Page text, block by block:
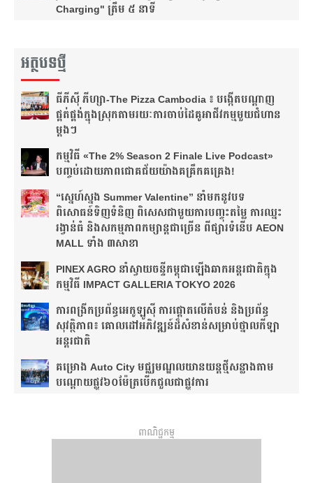
Charging" ត្រឹម ៥ នាទី
អត្ថបទថ្មី
ធីភីស៊ី ភីហ្សា-The Pizza Cambodia ៖ បង្កើត​បណ្តាញ​
ផ្គត់ផ្គង់​ក្នុង​ស្រុក​តាមរយៈ​ការ​ចាប់​ដៃ​គូ​អាជីវកម្ម​មួយ​ជំហាន​
ម្តងៗ​
កម្មវិធី «The 2% Season 2 Finale Live Podcast»
បញ្ចប់ដោយភាពជោគជ័យយ៉ាងគគ្រឹកគគ្រេង!
“ស្នេហ៍ស្នង Summer Valentine” នាំមកនូវបទ
ពិសោធន៍ទិញទំនិញ ពិសេសជាមួយការបញ្ចុះតម្លៃ ការឈ្នះ
រង្វាន់ធំ និងសកម្មភាពកម្សាន្តជាច្រើន ពីផ្សារទំនើប AEON
MALL ទាំង ៣សាខា
PINEX AGRO នាំ​ស្វាយចន្ទី​កម្ពុជា​ឡើង​ឆាក​អន្តរជាតិ​​ក្នុង​
កម្មវិធី​ IMPACT GALLERIA TOKYO 2026
ការពង្រីកប្រព័ន្ធអេកូឡូស៊ី ការផ្តោតលើតំបន់ និងប្រព័ន្ធ
សុវត្ថិភាព៖ គោលដៅអភិវឌ្ឍន៍ដ៏សំខាន់សម្រាប់ថ្នាលកីឡា
អន្តរជាតិ
គម្រោង Auto City មជ្ឈមណ្ឌលយានយន្តថ្មីសន្លាង​តាម
បណ្តោយផ្លូវ​​៦០ម៉ែត្រ​បើកជួលជាផ្លូវការ
ពាណិជ្ជកម្ម